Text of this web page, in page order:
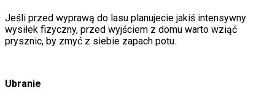
Jeśli przed wyprawą do lasu planujecie jakiś intensywny
wysiłek fizyczny, przed wyjściem z domu warto wziąć
prysznic, by zmyć z siebie zapach potu.
Ubranie